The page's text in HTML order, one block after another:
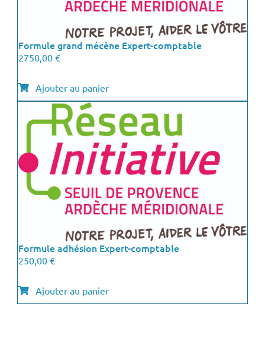
Formule grand mécène Expert-comptable
2750,00 €
Ajouter au panier
Formule adhésion Expert-comptable
250,00 €
Ajouter au panier